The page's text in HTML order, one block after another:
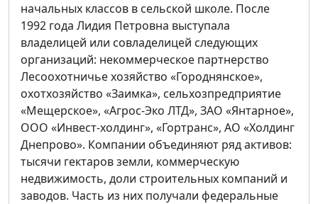
начальных классов в сельской школе. После
1992 года Лидия Петровна выступала
владелицей или совладелицей следующих
организаций: некоммерческое партнерство
Лесоохотничье хозяйство «Городнянское»,
охотхозяйство «Заимка», сельхозпредприятие
«Мещерское», «Агрос-Эко ЛТД», ЗАО «Янтарное»,
ООО «Инвест-холдинг», «Гортранс», АО «Холдинг
Днепрово». Компании объединяют ряд активов:
тысячи гектаров земли, коммерческую
недвижимость, доли строительных компаний и
заводов. Часть из них получали федеральные